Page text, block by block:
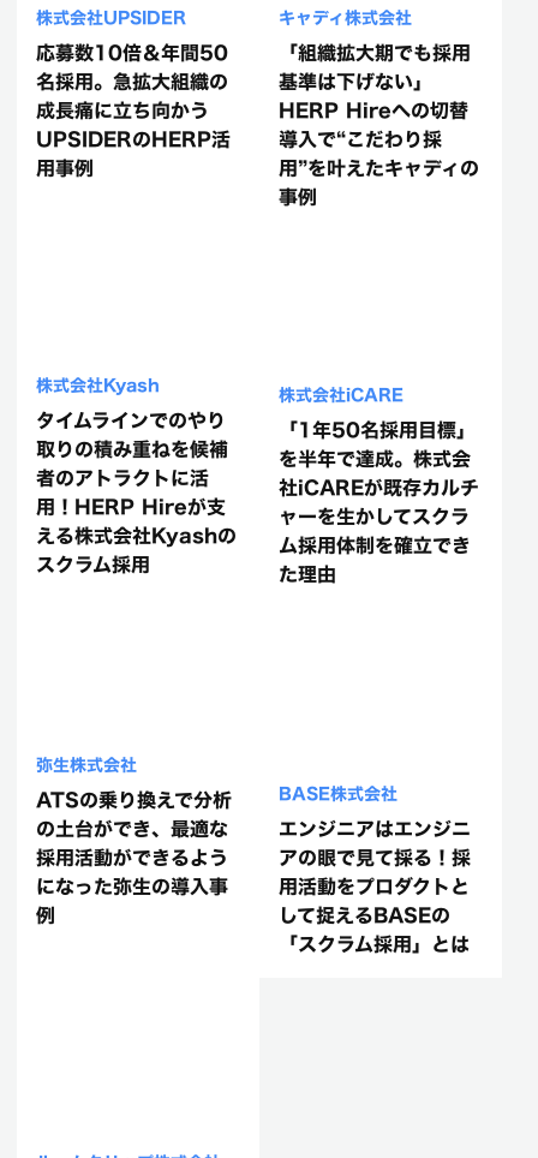
株式会社UPSIDER
応募数10倍＆年間50
名採用。急拡大組織の
成長痛に立ち向かう
UPSIDERのHERP活
用事例
キャディ株式会社
「組織拡大期でも採用
基準は下げない」
HERP Hireへの切替
導入で“こだわり採
用”を叶えたキャディの
事例
株式会社Kyash
タイムラインでのやり
取りの積み重ねを候補
者のアトラクトに活
用！HERP Hireが支
える株式会社Kyashの
スクラム採用
株式会社iCARE
「1年50名採用目標」
を半年で達成。株式会
社iCAREが既存カルチ
ャーを生かしてスクラ
ム採用体制を確立でき
た理由
弥生株式会社
ATSの乗り換えで分析
の土台ができ、最適な
採用活動ができるよう
になった弥生の導入事
例
BASE株式会社
エンジニアはエンジニ
アの眼で見て採る！採
用活動をプロダクトと
して捉えるBASEの
「スクラム採用」とは